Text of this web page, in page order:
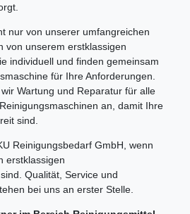
nur von unserer umfangreichen
von unserem erstklassigen
individuell und finden gemeinsam
für Ihre Anforderungen.
Wartung und Reparatur für alle
an, damit Ihre
sind.
Reinigungsbedarf GmbH, wenn
erstklassigen
Qualität, Service und
bei uns an erster Stelle.